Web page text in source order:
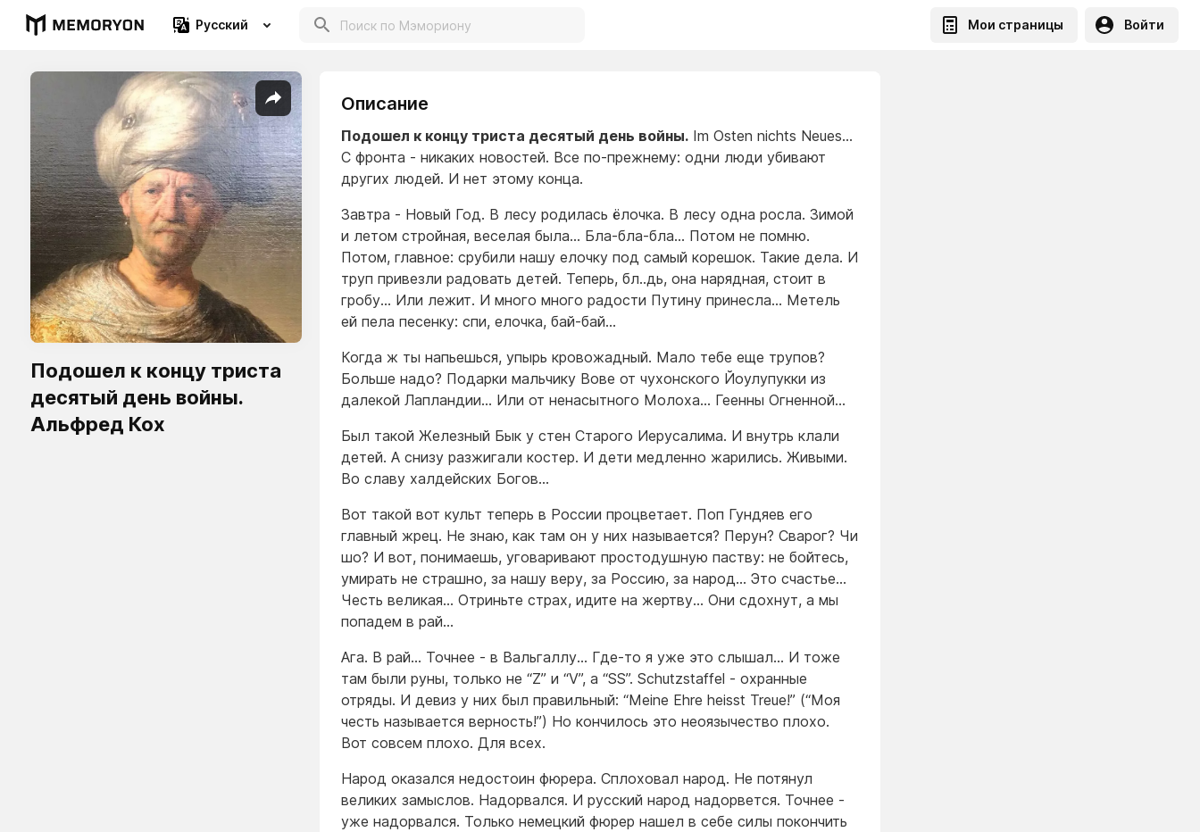
Русский Мои страницы Войти
Подошел к концу триста
десятый день войны.
Альфред Кох
Описание
Подошел к концу триста десятый день войны. Im Osten nichts Neues…
С фронта - никаких новостей. Все по-прежнему: одни люди убивают
других людей. И нет этому конца.
Завтра - Новый Год. В лесу родилась ёлочка. В лесу одна росла. Зимой
и летом стройная, веселая была… Бла-бла-бла… Потом не помню.
Потом, главное: срубили нашу елочку под самый корешок. Такие дела. И
труп привезли радовать детей. Теперь, бл..дь, она нарядная, стоит в
гробу… Или лежит. И много много радости Путину принесла… Метель
ей пела песенку: спи, елочка, бай-бай…
Когда ж ты напьешься, упырь кровожадный. Мало тебе еще трупов?
Больше надо? Подарки мальчику Вове от чухонского Йоулупукки из
далекой Лапландии… Или от ненасытного Молоха… Геенны Огненной…
Был такой Железный Бык у стен Старого Иерусалима. И внутрь клали
детей. А снизу разжигали костер. И дети медленно жарились. Живыми.
Во славу халдейских Богов…
Вот такой вот культ теперь в России процветает. Поп Гундяев его
главный жрец. Не знаю, как там он у них называется? Перун? Сварог? Чи
шо? И вот, понимаешь, уговаривают простодушную паству: не бойтесь,
умирать не страшно, за нашу веру, за Россию, за народ… Это счастье…
Честь великая… Отриньте страх, идите на жертву… Они сдохнут, а мы
попадем в рай…
Ага. В рай… Точнее - в Вальгаллу… Где-то я уже это слышал… И тоже
там были руны, только не “Z” и “V”, а “SS”. Schutzstaffel - охранные
отряды. И девиз у них был правильный: “Meine Ehre heisst Treue!” (“Моя
честь называется верность!”) Но кончилось это неоязычество плохо.
Вот совсем плохо. Для всех.
Народ оказался недостоин фюрера. Сплоховал народ. Не потянул
великих замыслов. Надорвался. И русский народ надорвется. Точнее -
уже надорвался. Только немецкий фюрер нашел в себе силы покончить